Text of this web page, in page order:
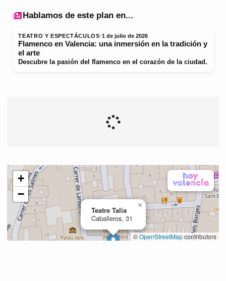
Hablamos de este plan en...
TEATRO Y ESPECTÁCULOS·1 de julio de 2026
Flamenco en Valencia: una inmersión en la tradición y
el arte
Descubre la pasión del flamenco en el corazón de la ciudad.